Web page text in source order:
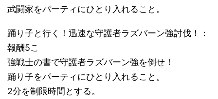
武闘家をパーティにひとり入れること。
踊り子と行く！迅速な守護者ラズバーン強討伐！：
報酬5こ
強戦士の書で守護者ラズバーン強を倒せ！
踊り子をパーティにひとり入れること。
2分を制限時間とする。